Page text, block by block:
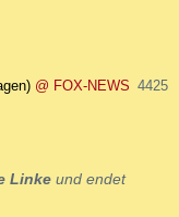
@ FOX-NEWS 4425
Linke und endet